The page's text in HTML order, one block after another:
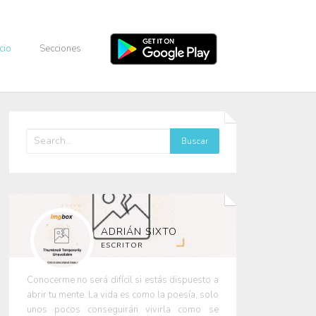
Secciones
ADRIÁN SIXTO
ESCRITOR
Conocerme no será difícil si estás dispuesto a
abrir tu mente. La vida es como la poesía, solo
unos pocos conseguirán vivirla como se